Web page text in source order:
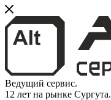
Ведущий сервис.
12 лет на рынке Сургута.